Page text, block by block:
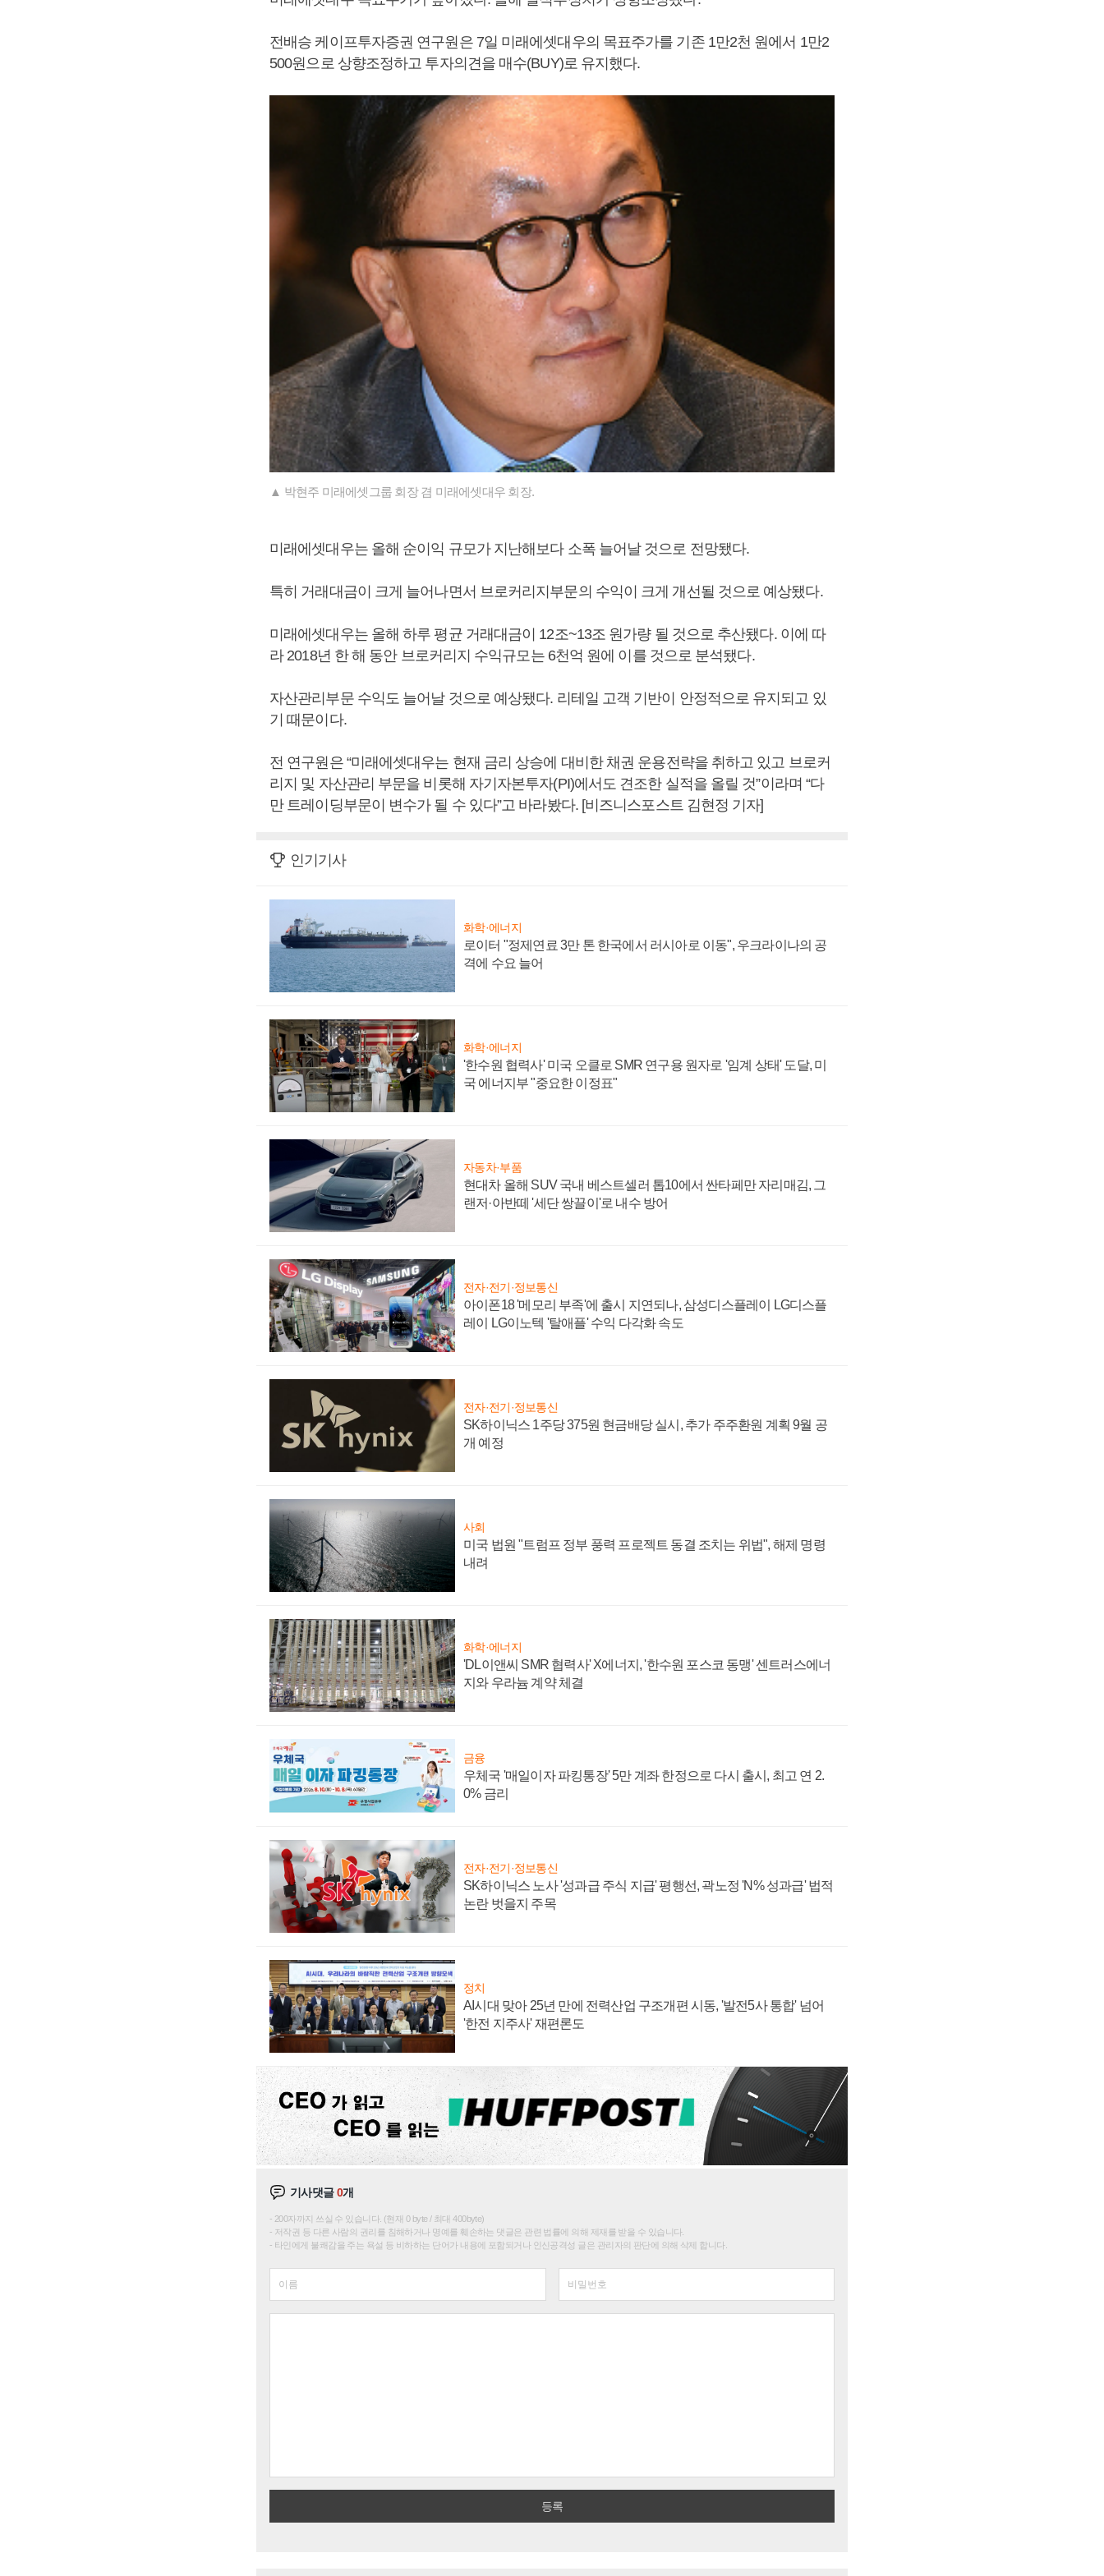
전배승 케이프투자증권 연구원은 7일 미래에셋대우의 목표주가를 기존 1만2천 원에서 1만2
500원으로 상향조정하고 투자의견을 매수(BUY)로 유지했다.
▲ 박현주 미래에셋그룹 회장 겸 미래에셋대우 회장.
미래에셋대우는 올해 순이익 규모가 지난해보다 소폭 늘어날 것으로 전망됐다.
특히 거래대금이 크게 늘어나면서 브로커리지부문의 수익이 크게 개선될 것으로 예상됐다.
미래에셋대우는 올해 하루 평균 거래대금이 12조~13조 원가량 될 것으로 추산됐다. 이에 따
라 2018년 한 해 동안 브로커리지 수익규모는 6천억 원에 이를 것으로 분석됐다.
자산관리부문 수익도 늘어날 것으로 예상됐다. 리테일 고객 기반이 안정적으로 유지되고 있
기 때문이다.
전 연구원은 “미래에셋대우는 현재 금리 상승에 대비한 채권 운용전략을 취하고 있고 브로커
리지 및 자산관리 부문을 비롯해 자기자본투자(PI)에서도 견조한 실적을 올릴 것”이라며 “다
만 트레이딩부문이 변수가 될 수 있다”고 바라봤다. [비즈니스포스트 김현정 기자]
인기기사
화학·에너지
로이터 "정제연료 3만 톤 한국에서 러시아로 이동", 우크라이나의 공
격에 수요 늘어
화학·에너지
'한수원 협력사' 미국 오클로 SMR 연구용 원자로 '임계 상태' 도달, 미
국 에너지부 "중요한 이정표"
자동차·부품
현대차 올해 SUV 국내 베스트셀러 톱10에서 싼타페만 자리매김, 그
랜저·아반떼 '세단 쌍끌이'로 내수 방어
전자·전기·정보통신
아이폰18 '메모리 부족'에 출시 지연되나, 삼성디스플레이 LG디스플
레이 LG이노텍 '탈애플' 수익 다각화 속도
전자·전기·정보통신
SK하이닉스 1주당 375원 현금배당 실시, 추가 주주환원 계획 9월 공
개 예정
사회
미국 법원 "트럼프 정부 풍력 프로젝트 동결 조치는 위법", 해제 명령
내려
화학·에너지
'DL이앤씨 SMR 협력사' X에너지, '한수원 포스코 동맹' 센트러스에너
지와 우라늄 계약 체결
금융
우체국 '매일이자 파킹통장' 5만 계좌 한정으로 다시 출시, 최고 연 2.
0% 금리
전자·전기·정보통신
SK하이닉스 노사 '성과급 주식 지급' 평행선, 곽노정 'N% 성과급' 법적
논란 벗을지 주목
정치
AI시대 맞아 25년 만에 전력산업 구조개편 시동, '발전5사 통합' 넘어
'한전 지주사' 재편론도
기사댓글0개
200자까지 쓰실 수 있습니다. (현재 0 byte / 최대 400byte)
저작권 등 다른 사람의 권리를 침해하거나 명예를 훼손하는 댓글은 관련 법률에 의해 제재를 받을 수 있습니다.
타인에게 불쾌감을 주는 욕설 등 비하하는 단어가 내용에 포함되거나 인신공격성 글은 관리자의 판단에 의해 삭제 합니다.